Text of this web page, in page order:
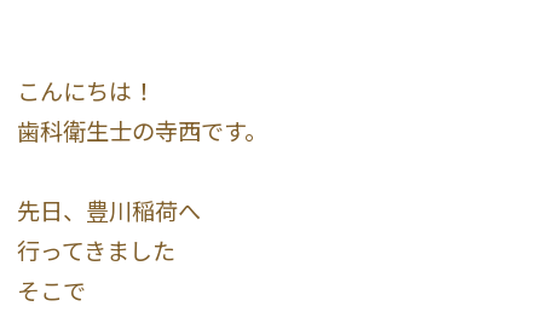
こんにちは！
歯科衛生士の寺西です。
先日、豊川稲荷へ
行ってきました
そこで